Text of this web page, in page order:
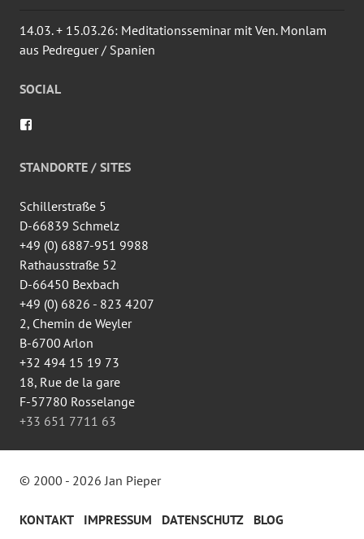
14.03. + 15.03.26: Meditationsseminar mit Ven. Monlam
aus Pedreguer / Spanien
SOCIAL
auf
Facebook
STANDORTE / SITES
Schillerstraße 5
D-66839 Schmelz
+49 (0) 6887-951 9988
Rathausstraße 52
D-66450 Bexbach
+49 (0) 6826 - 823 4207
2, Chemin de Weyler
B-6700 Arlon
+32 494 15 19 73
18, Rue de la gare
F-57780 Rosselange
+33 651 7711 63
© 2000 - 2026 Jan Pieper
KONTAKT IMPRESSUM DATENSCHUTZ BLOG